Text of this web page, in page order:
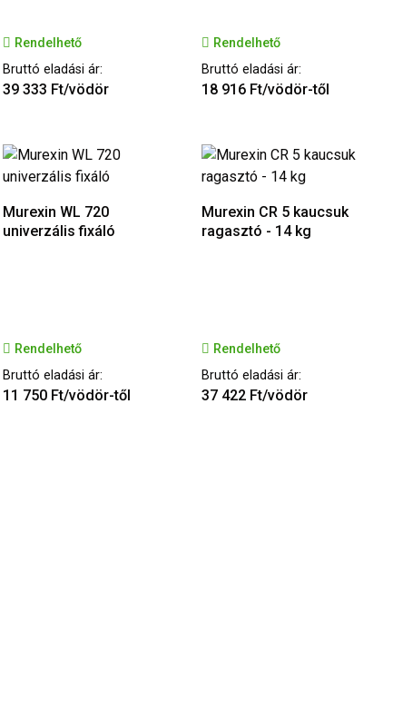
Rendelhető
Bruttó eladási ár:
39 333 Ft/vödör
Rendelhető
Bruttó eladási ár:
18 916 Ft/vödör-től
Murexin WL 720
univerzális fixáló
Rendelhető
Bruttó eladási ár:
11 750 Ft/vödör-től
Murexin CR 5 kaucsuk
ragasztó - 14 kg
Rendelhető
Bruttó eladási ár:
37 422 Ft/vödör